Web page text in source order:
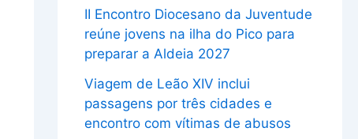
II Encontro Diocesano da Juventude
reúne jovens na ilha do Pico para
preparar a Aldeia 2027
Viagem de Leão XIV inclui
passagens por três cidades e
encontro com vítimas de abusos